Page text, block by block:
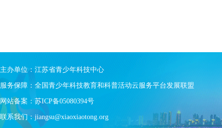
主办单位：江苏省青少年科技中心
服务保障：全国青少年科技教育和科普活动云服务平台发展联盟
网站备案： 苏ICP备05080394号
联系我们：jiangsu@xiaoxiaotong.org